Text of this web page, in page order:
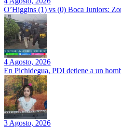
O’Higgins (1) vs (0) Boca Juniors:
4 Agosto, 2026
En Pichidegua, PDI detiene a un
3 Agosto, 2026